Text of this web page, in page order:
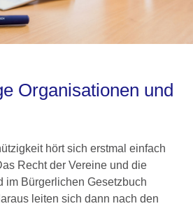
Organisationen und
hört sich erstmal einfach
Recht der Vereine und die
im Bürgerlichen Gesetzbuch
leiten sich dann nach den